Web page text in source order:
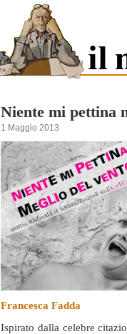
Niente mi pettina
1 Maggio 2013
Francesca Fadda
Ispirato dalla celebre